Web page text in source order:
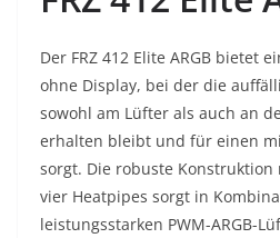
Der FRZ 412 Elite ARGB bietet
ohne Display, bei der die
sowohl am Lüfter als auch an
erhalten bleibt und für einen
sorgt. Die robuste
vier Heatpipes sorgt in
leistungsstarken PWM-ARGB-